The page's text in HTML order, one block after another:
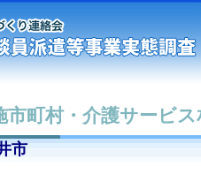
市町村・介護サービ
市